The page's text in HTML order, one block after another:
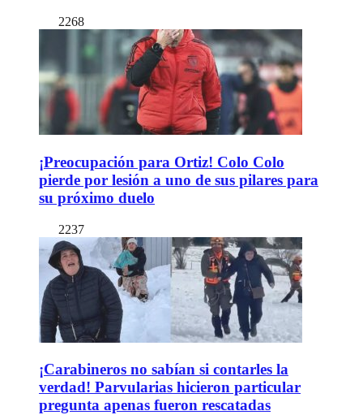
2268
¡Preocupación para Ortiz! Colo Colo
pierde por lesión a uno de sus pilares para
su próximo duelo
2237
¡Carabineros no sabían si contarles la
verdad! Parvularias hicieron particular
pregunta apenas fueron rescatadas